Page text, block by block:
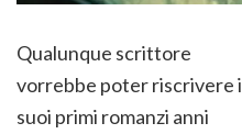
Qualunque scrittore
vorrebbe poter riscrivere i
suoi primi romanzi anni